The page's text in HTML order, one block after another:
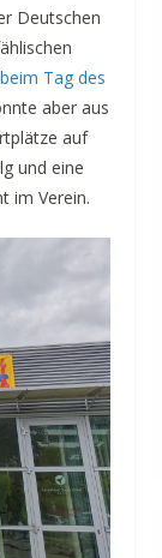
Deutschen
Tag des
aber aus
auf
und eine
im Verein.